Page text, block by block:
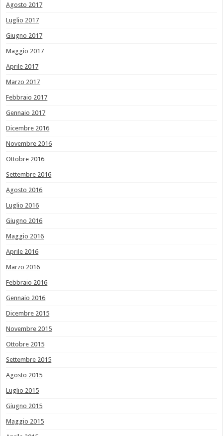
Agosto 2017
Luglio 2017
Giugno 2017
Maggio 2017
Aprile 2017
Marzo 2017
Febbraio 2017
Gennaio 2017
Dicembre 2016
Novembre 2016
Ottobre 2016
Settembre 2016
Agosto 2016
Luglio 2016
Giugno 2016
Maggio 2016
Aprile 2016
Marzo 2016
Febbraio 2016
Gennaio 2016
Dicembre 2015
Novembre 2015
Ottobre 2015
Settembre 2015
Agosto 2015
Luglio 2015
Giugno 2015
Maggio 2015